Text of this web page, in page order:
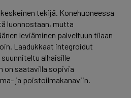
tekijä. Konehuoneessa
luonnostaan, mutta
leviäminen palveltuun tilaan
Laadukkaat integroidut
alhaisille
on saatavilla sopivia
ja poistoilmakanaviin.